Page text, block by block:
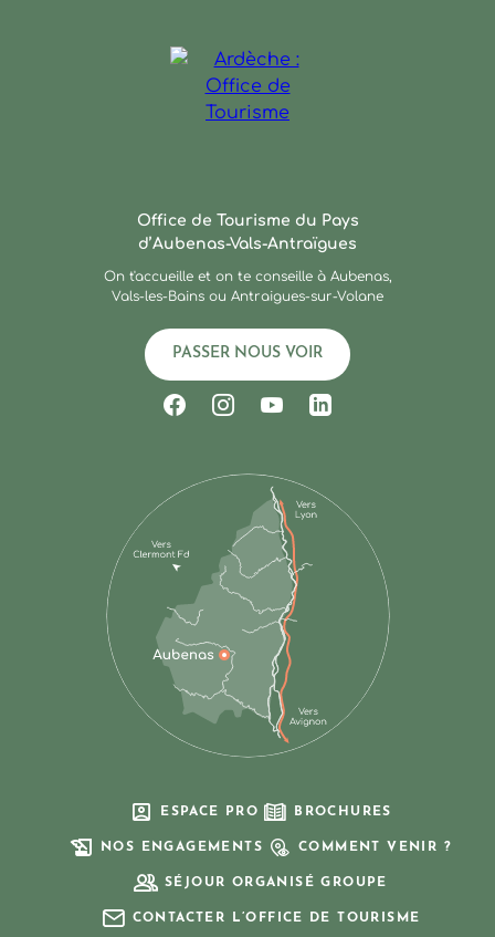
Office de Tourisme du Pays
d’Aubenas-Vals-Antraïgues
On t'accueille et on te conseille à Aubenas,
Vals-les-Bains ou Antraigues-sur-Volane
PASSER NOUS VOIR
Suivez-nous sur Facebook
Suivez-nous sur Instagram
Suivez-nous sur
Suivez-nous sur
ESPACE PRO BROCHURES
NOS ENGAGEMENTS COMMENT VENIR ?
SÉJOUR ORGANISÉ GROUPE
CONTACTER L’OFFICE DE TOURISME